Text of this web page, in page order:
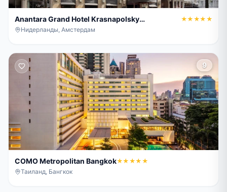
Anantara Grand Hotel Krasnapolsky
Amsterdam
★★★★★
Нидерланды, Амстердам
9
COMO Metropolitan Bangkok★★★★★
Таиланд, Бангкок